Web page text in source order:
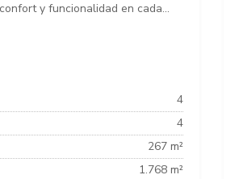
y funcionalidad en cada...
4
4
267 m²
1.768 m²